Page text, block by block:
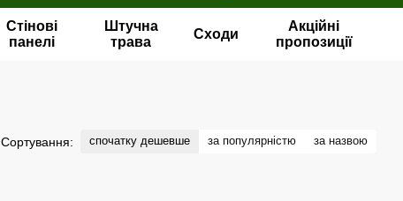
Стінові
панелі
Штучна
трава
Сходи
Акційні
пропозиції
Сортування: спочатку дешевше за популярністю за назвою